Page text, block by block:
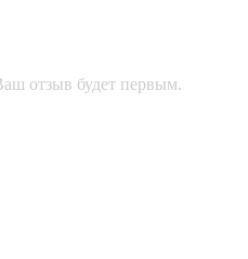
отзыв будет первым.